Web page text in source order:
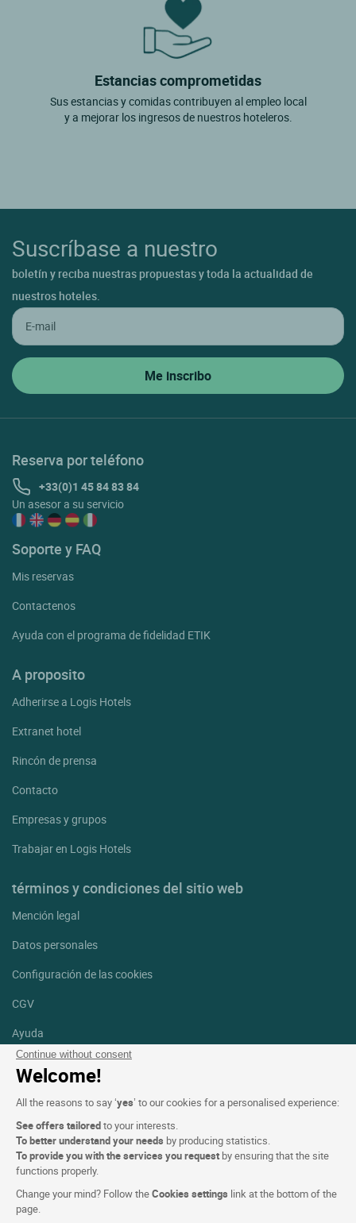
Continue without consent
Welcome!
All the reasons to say ‘yes’ to our cookies for a personalised experience:
See offers tailoredto your interests.
To better understand your needs by producing statistics.
To provide you with the services you request by ensuring that the site
functions properly.
Change your mind? Follow theCookies settings link at the bottom of the
page.
Estancias comprometidas
Sus estancias y comidas contribuyen al empleo local
y a mejorar los ingresos de nuestros hoteleros.
Suscríbase a nuestro
boletín y reciba nuestras propuestas y toda la actualidad de
nuestros hoteles.
Reserva por teléfono
+33(0)1 45 84 83 84
Un asesor a su servicio
Soporte y FAQ
Mis reservas
Contactenos
Ayuda con el programa de fidelidad ETIK
A proposito
Adherirse a Logis Hotels
Extranet hotel
Rincón de prensa
Contacto
Empresas y grupos
Trabajar en Logis Hotels
términos y condiciones del sitio web
Mención legal
Datos personales
Configuración de las cookies
CGV
Ayuda
Mapa del sitio
fotografías
Síguenos
Facebook
Instagram
Linkedin